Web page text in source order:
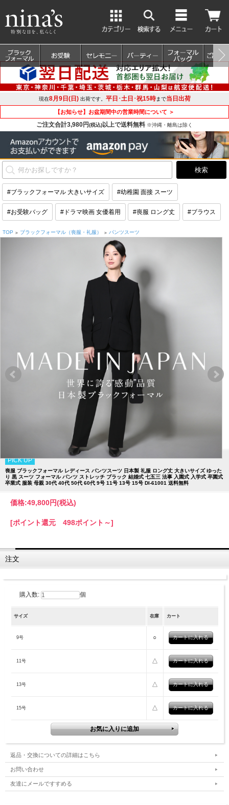
現在8月9日(日)出荷です。 平日･土日･祝15時まで当日出荷
【お知らせ】お盆期間中の営業時間について ＞
ご注文合計3,980円(税込)以上で送料無料 ※沖縄・離島は除く
#ブラックフォーマル 大きいサイズ #幼稚園 面接 スーツ
#お受験バッグ #ドラマ映画 女優着用 #喪服 ロング丈 #ブラウス
TOP > ブラックフォーマル（喪服・礼服） > パンツスーツ
PICK UP
喪服 ブラックフォーマル レディース パンツスーツ 日本製 礼服 ロング丈 大きいサイズ ゆった
り 黒 スーツ フォーマル パンツ ストレッチ ブラック 結婚式 七五三 法事 入園式 入学式 卒園式
卒業式 服装 母親 30代 40代 50代 60代 9号 11号 13号 15号 DI-61001 送料無料
価格:49,800円(税込)
[ポイント還元 498ポイント～]
注文
購入数: 個
サイズ 在庫 カート
9号 ○
11号 △
13号 △
15号 △
返品・交換についての詳細はこちら
お問い合わせ
友達にメールですすめる